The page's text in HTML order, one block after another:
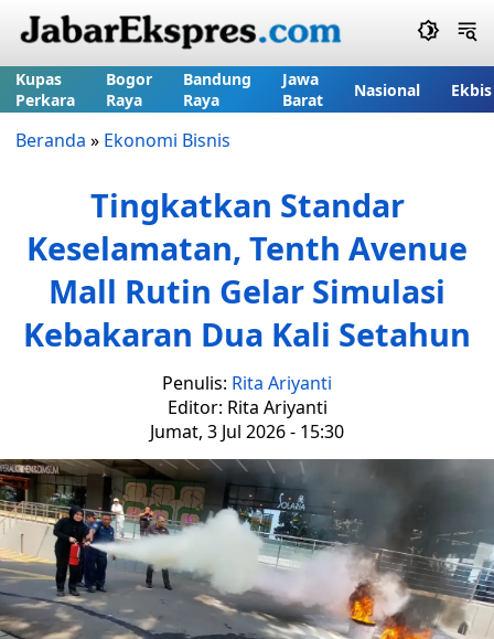
Kupas
Perkara
Bogor
Raya
Bandung
Raya
Jawa
Barat
Nasional Ekbis
Beranda » Ekonomi Bisnis
Tingkatkan Standar
Keselamatan, Tenth Avenue
Mall Rutin Gelar Simulasi
Kebakaran Dua Kali Setahun
Penulis: Rita Ariyanti
Editor: Rita Ariyanti
Jumat, 3 Jul 2026 - 15:30